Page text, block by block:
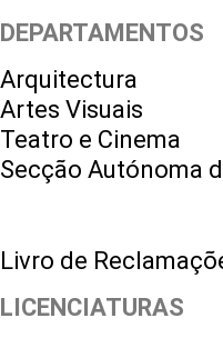
DEPARTAMENTOS
Arquitectura
Artes Visuais
Teatro e Cinema
Secção Autónoma
Livro de
LICENCIATURAS